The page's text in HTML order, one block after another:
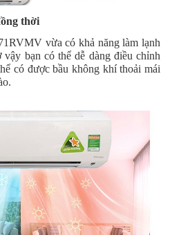
thời
vừa có khả năng làm lạnh
bạn có thể dễ dàng điều chỉnh
có được bầu không khí thoải mái